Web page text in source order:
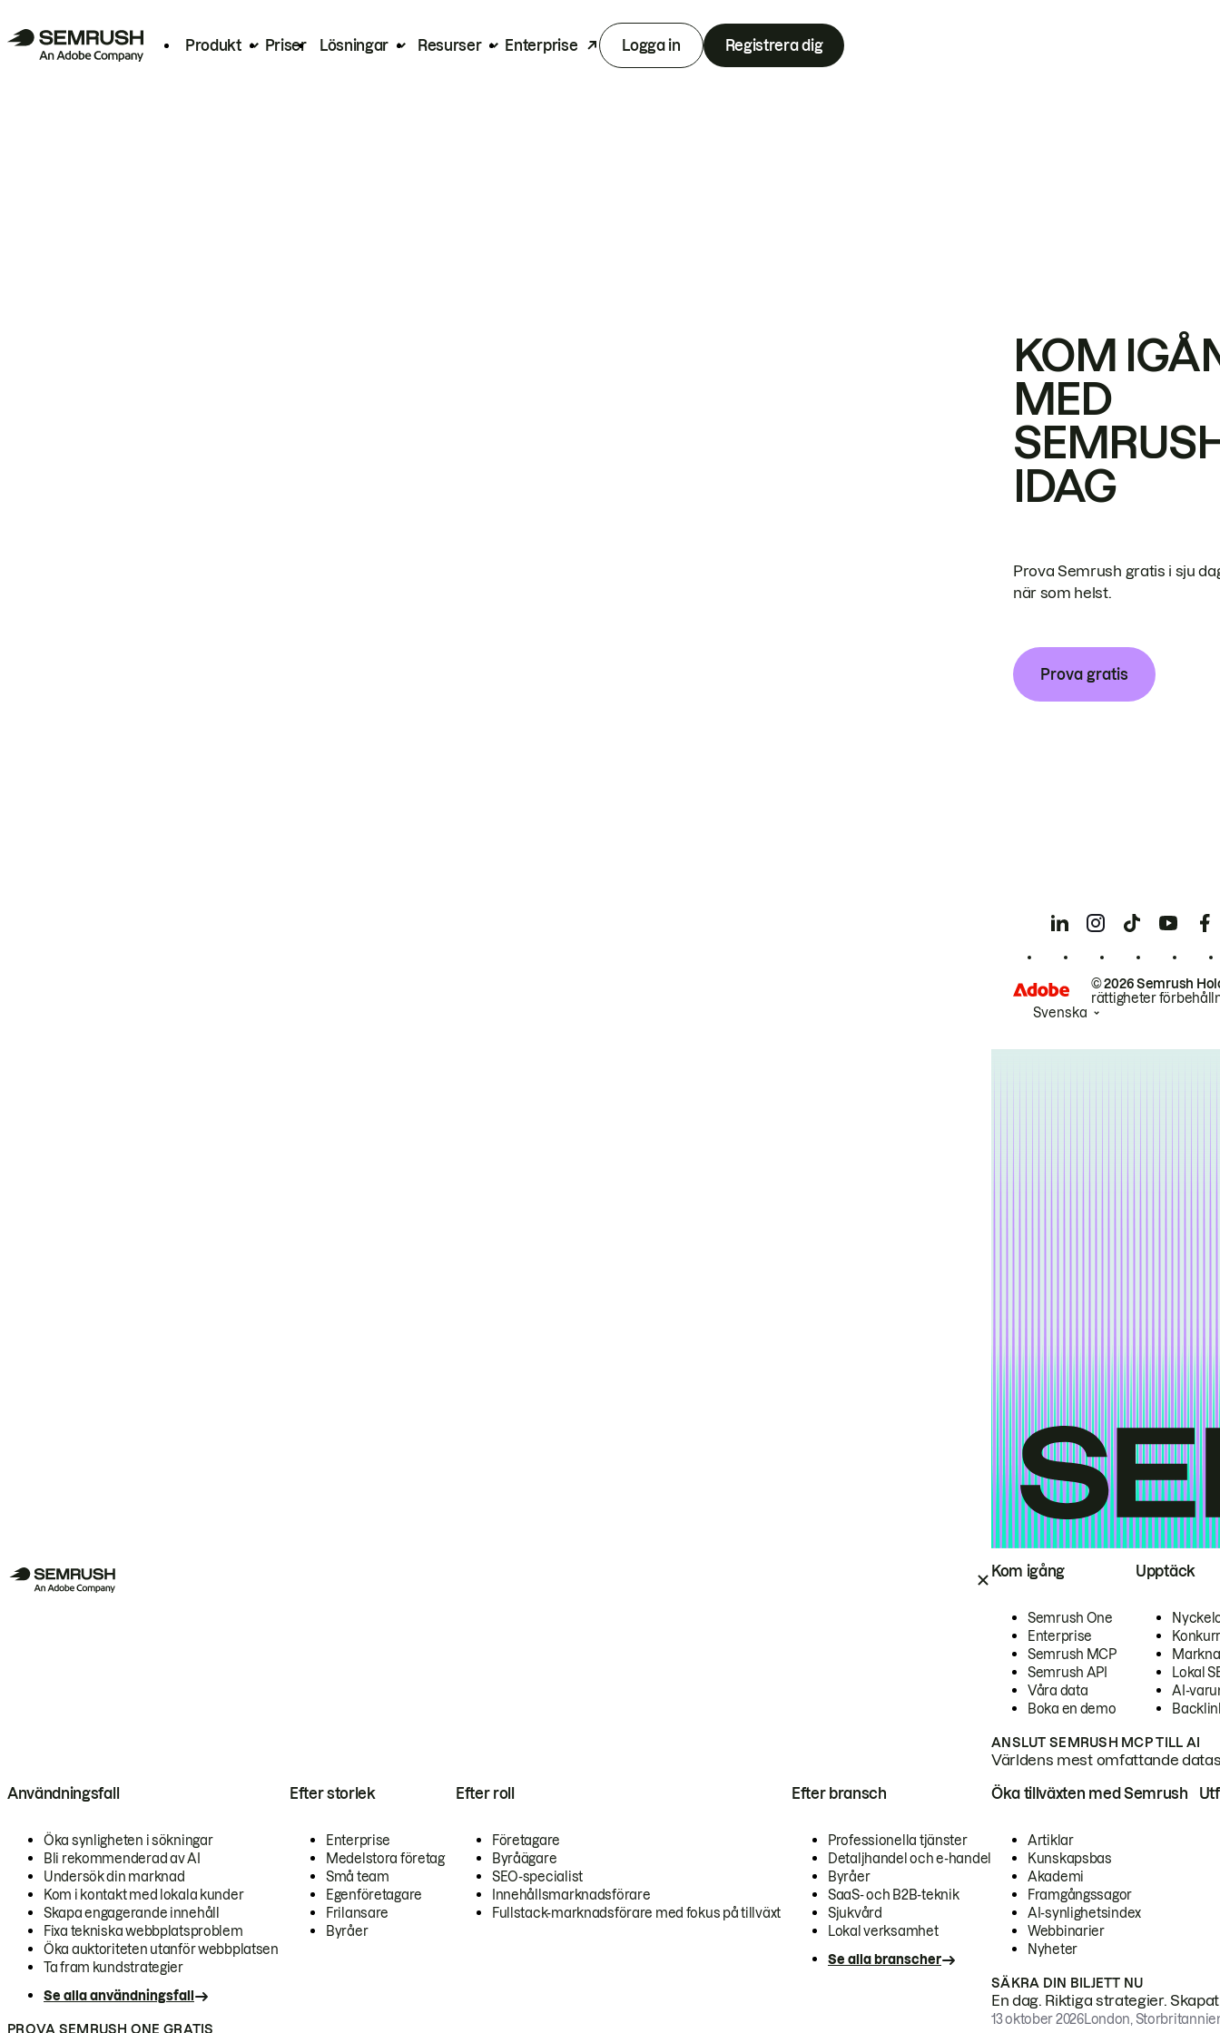
Produkt Priser Lösningar Resurser Enterprise Logga in Registrera dig
Kom igång
Semrush One
Enterprise
Semrush MCP
Semrush API
Våra data
Boka en demo
Upptäck
Lokal
AI-
ANSLUT SEMRUSH MCP TILL AI
Världens mest omfattande
Användningsfall
Öka synligheten i sökningar
Bli rekommenderad av AI
Undersök din marknad
Kom i kontakt med lokala kunder
Skapa engagerande innehåll
Fixa tekniska webbplatsproblem
Öka auktoriteten utanför webbplatsen
Ta fram kundstrategier
Se alla användningsfall
Efter storlek
Enterprise
Medelstora företag
Små team
Egenföretagare
Frilansare
Byråer
Efter roll
Företagare
Byråägare
SEO-specialist
Innehållsmarknadsförare
Fullstack-marknadsförare med fokus på tillväxt
Efter bransch
Professionella tjänster
Detaljhandel och e-handel
Byråer
SaaS- och B2B-teknik
Sjukvård
Lokal verksamhet
Se alla branscher
PROVA SEMRUSH ONE GRATIS
Öka tillväxten med Semrush
Artiklar
Kunskapsbas
Akademi
Framgångssagor
AI-synlighetsindex
Webbinarier
Nyheter
SÄKRA DIN BILJETT NU
En dag. Riktiga strategier.
13 oktober 2026London,
KOM
MED
IDAG
Prova Semrush gratis i sju
när som helst.
Prova gratis
© 2026 Semrush
rättigheter
Svenska